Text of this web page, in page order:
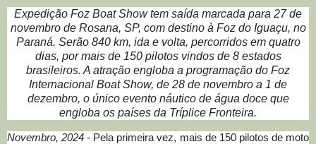
Expedição Foz Boat Show tem saída marcada para 27 de
novembro de Rosana, SP, com destino à Foz do Iguaçu, no
Paraná. Serão 840 km, ida e volta, percorridos em quatro
dias, por mais de 150 pilotos vindos de 8 estados
brasileiros. A atração engloba a programação do Foz
Internacional Boat Show, de 28 de novembro a 1 de
dezembro, o único evento náutico de água doce que
engloba os países da Tríplice Fronteira.
Novembro, 2024 - Pela primeira vez, mais de 150 pilotos de moto